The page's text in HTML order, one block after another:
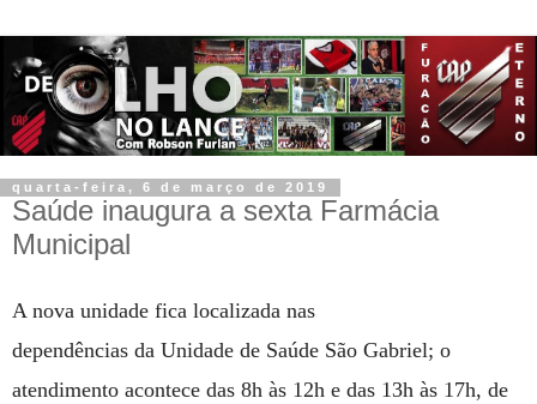
quarta-feira, 6 de março de 2019
Saúde inaugura a sexta Farmácia
Municipal
A nova unidade fica localizada nas
dependências da Unidade de Saúde São Gabriel; o
atendimento acontece das 8h às 12h e das 13h às 17h, de